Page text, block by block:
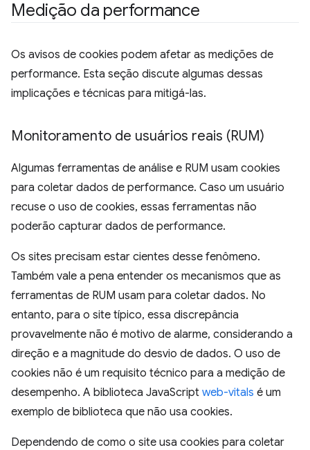
Medição da performance
Os avisos de cookies podem afetar as medições de
performance. Esta seção discute algumas dessas
implicações e técnicas para mitigá-las.
Monitoramento de usuários reais (RUM)
Algumas ferramentas de análise e RUM usam cookies
para coletar dados de performance. Caso um usuário
recuse o uso de cookies, essas ferramentas não
poderão capturar dados de performance.
Os sites precisam estar cientes desse fenômeno.
Também vale a pena entender os mecanismos que as
ferramentas de RUM usam para coletar dados. No
entanto, para o site típico, essa discrepância
provavelmente não é motivo de alarme, considerando a
direção e a magnitude do desvio de dados. O uso de
cookies não é um requisito técnico para a medição de
desempenho. A biblioteca JavaScript web-vitals é um
exemplo de biblioteca que não usa cookies.
Dependendo de como o site usa cookies para coletar